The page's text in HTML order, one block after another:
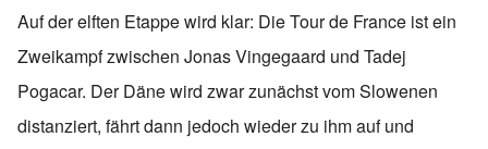
Auf der elften Etappe wird klar: Die Tour de France ist ein
Zweikampf zwischen Jonas Vingegaard und Tadej
Pogacar. Der Däne wird zwar zunächst vom Slowenen
distanziert, fährt dann jedoch wieder zu ihm auf und